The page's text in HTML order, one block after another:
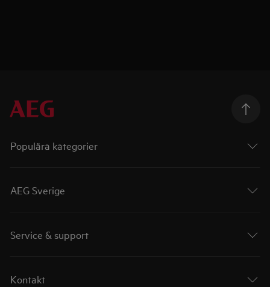
Populära kategorier
AEG Sverige
Service & support
Kontakt